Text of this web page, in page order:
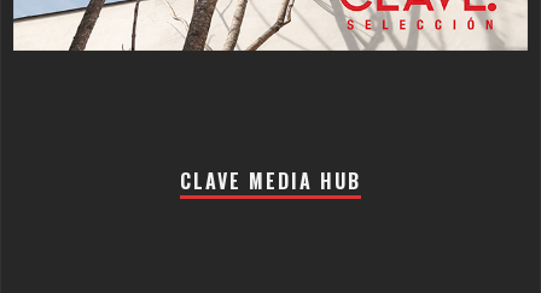
CLAVE MEDIA HUB